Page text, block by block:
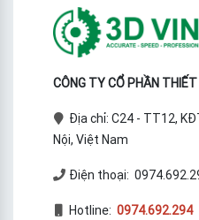
CÔNG TY CỔ PHẦN
Địa chỉ: C24 - TT12,
Nội, Việt Nam
Điện thoại:
Hotline: 0974.692.294